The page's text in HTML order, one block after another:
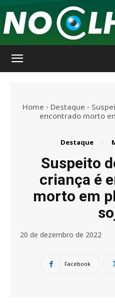
Home Destaque
encontrado morto
Destaque
Suspeito
criança é
morto em
20 de dezembro de 2022
Facebook